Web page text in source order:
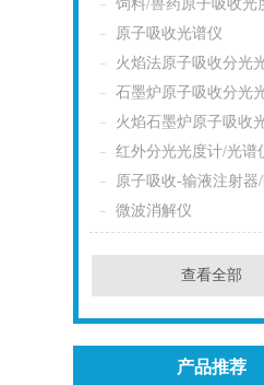
饲料/兽药原子吸收光
原子吸收光谱仪
火焰法原子吸收分光
石墨炉原子吸收分光
火焰石墨炉原子吸收
红外分光光度计/光谱
原子吸收-输液注射器
微波消解仪
查看全部
产品推荐